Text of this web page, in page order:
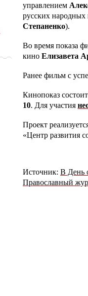
управлением
русских
Степаненко).
Во время показа
кино Елизавета
Ранее фильм с
Кинопоказ
10. Для участия
Проект
«Центр развития
Источник: В День
Православный